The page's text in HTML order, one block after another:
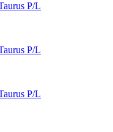
P/L
P/L
P/L